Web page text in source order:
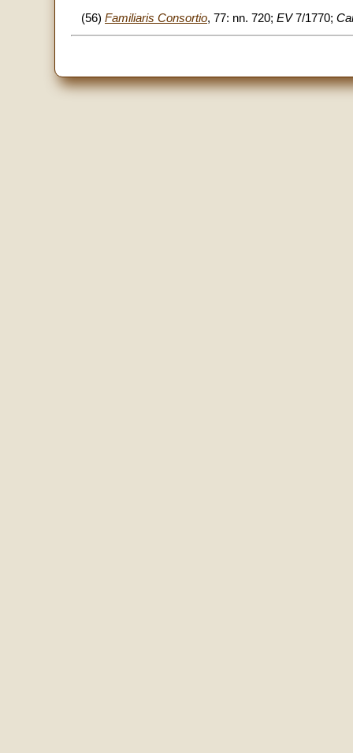
(56) Familiaris Consortio, 77: nn. 720; EV7/1770;